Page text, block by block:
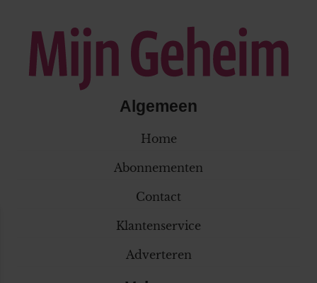
Algemeen
Home
Abonnementen
Contact
Klantenservice
Adverteren